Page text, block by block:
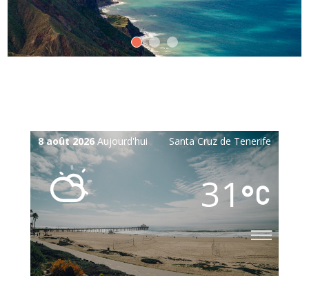
8 août 2026Aujourd'hui Santa Cruz de Tenerife
31